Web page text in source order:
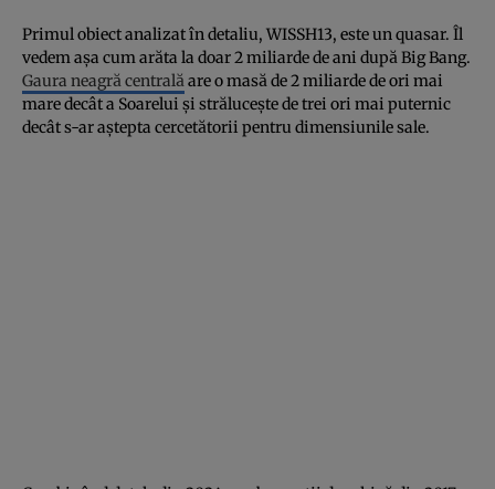
Primul obiect analizat în detaliu, WISSH13, este un quasar. Îl
vedem așa cum arăta la doar 2 miliarde de ani după Big Bang.
Gaura neagră centralăare o masă de 2 miliarde de ori mai
mare decât a Soarelui și strălucește de trei ori mai puternic
decât s-ar aștepta cercetătorii pentru dimensiunile sale.